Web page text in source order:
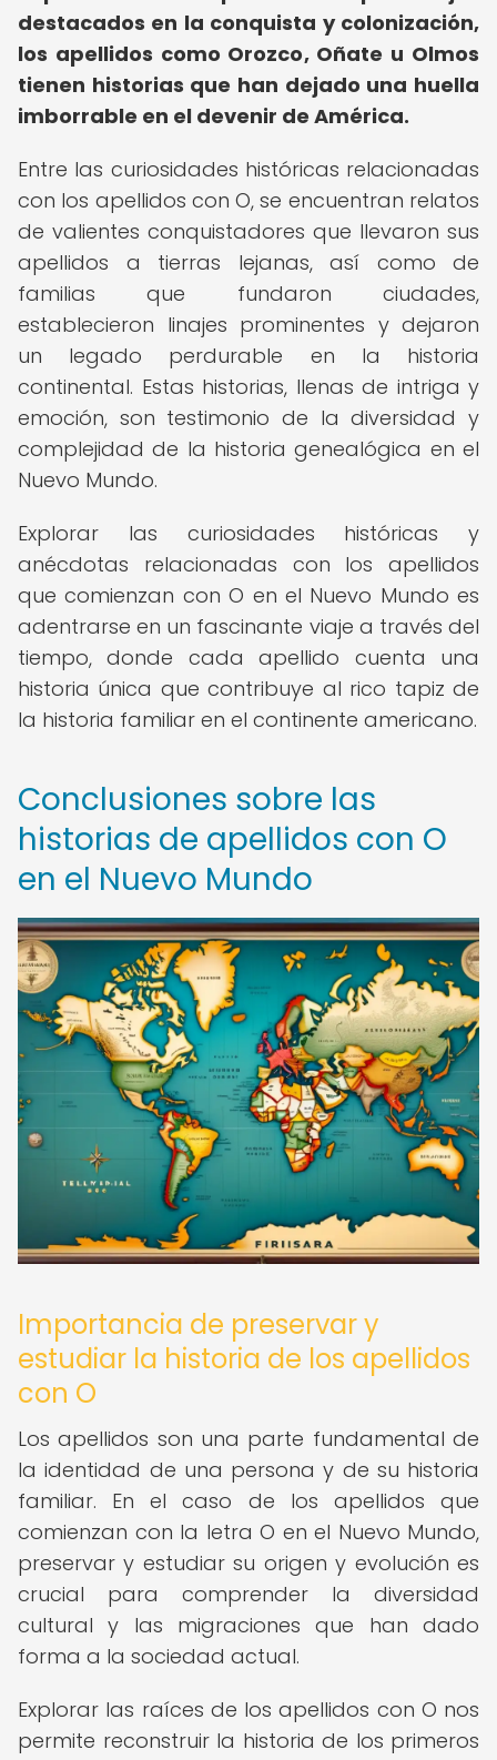
destacados en la conquista y colonización,
los apellidos como Orozco, Oñate u Olmos
tienen historias que han dejado una huella
imborrable en el devenir de América.
Entre las curiosidades históricas relacionadas
con los apellidos con O, se encuentran relatos
de valientes conquistadores que llevaron sus
apellidos a tierras lejanas, así como de
familias que fundaron ciudades,
establecieron linajes prominentes y dejaron
un legado perdurable en la historia
continental. Estas historias, llenas de intriga y
emoción, son testimonio de la diversidad y
complejidad de la historia genealógica en el
Nuevo Mundo.
Explorar las curiosidades históricas y
anécdotas relacionadas con los apellidos
que comienzan con O en el Nuevo Mundo es
adentrarse en un fascinante viaje a través del
tiempo, donde cada apellido cuenta una
historia única que contribuye al rico tapiz de
la historia familiar en el continente americano.
Conclusiones sobre las
historias de apellidos con O
en el Nuevo Mundo
Importancia de preservar y
estudiar la historia de los apellidos
con O
Los apellidos son una parte fundamental de
la identidad de una persona y de su historia
familiar. En el caso de los apellidos que
comienzan con la letra O en el Nuevo Mundo,
preservar y estudiar su origen y evolución es
crucial para comprender la diversidad
cultural y las migraciones que han dado
forma a la sociedad actual.
Explorar las raíces de los apellidos con O nos
permite reconstruir la historia de los primeros